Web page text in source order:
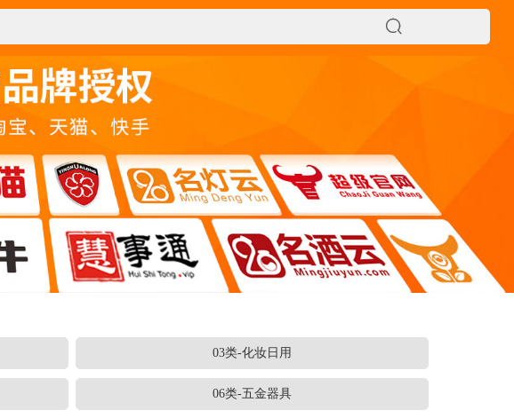

03类-化妆日用
06类-五金器具